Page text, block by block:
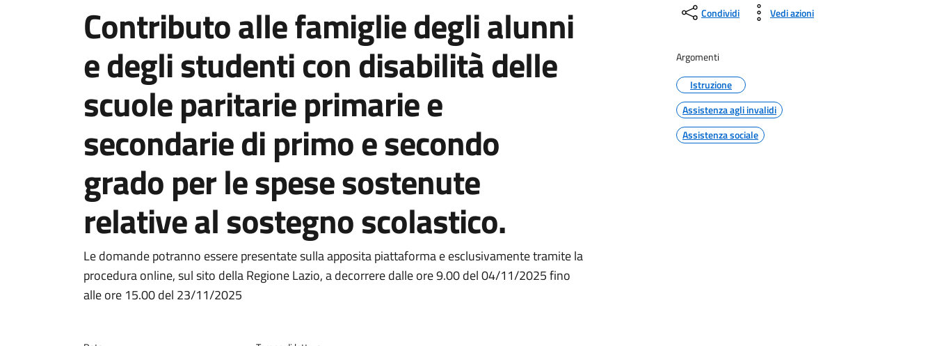
Contributo alle famiglie degli alunni
e degli studenti con disabilità delle
scuole paritarie primarie e
secondarie di primo e secondo
grado per le spese sostenute
relative al sostegno scolastico.
Dettagli della notizia
Le domande potranno essere presentate sulla apposita piattaforma e esclusivamente tramite la
procedura online, sul sito della Regione Lazio, a decorrere dalle ore 9.00 del 04/11/2025 fino
alle ore 15.00 del 23/11/2025
Condividi Vedi azioni
Argomenti
Istruzione
Assistenza agli invalidi
Assistenza sociale